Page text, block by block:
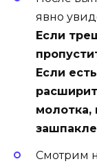
явно
Если
Если
молотка,
Смотрим